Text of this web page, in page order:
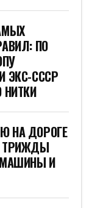
ПО
ЭКС-СССР
НИТКИ
НА ДОРОГЕ
ТРИЖДЫ
МАШИНЫ И